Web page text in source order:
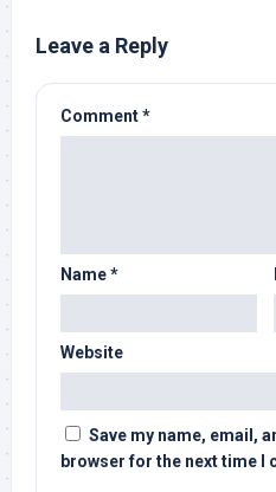
Leave a Reply
Comment*
Name*
Website
Save my name, email,
browser for the next time I